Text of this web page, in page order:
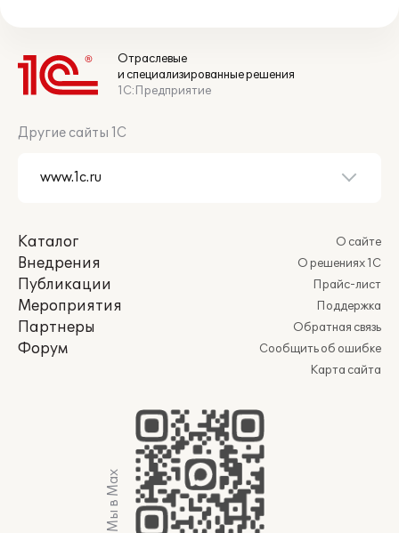
Отраслевые
и специализированные решения
1С:Предприятие
Другие сайты 1С
Каталог
Внедрения
Публикации
Мероприятия
Партнеры
Форум
О сайте
О решениях 1С
Прайс-лист
Поддержка
Обратная связь
Сообщить об ошибке
Карта сайта
Мы в Max